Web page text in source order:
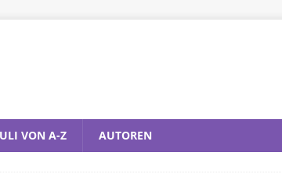
VON A-Z AUTOREN